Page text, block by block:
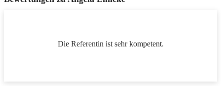
Die Referentin ist sehr kompetent.